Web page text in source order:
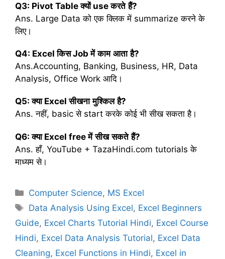
Q3: Pivot Tableक्योंuseकरते हैं?
Ans. Large Data को एक क्लिक में summarize करने के
लिए।
Q4: ExcelकिसJobमें काम आता है?
Ans.Accounting, Banking, Business, HR, Data
Analysis, Office Work आदि।
Q5:क्याExcelसीखना मुश्किल है?
Ans. नहीं, basic से start करके कोई भी सीख सकता है।
Q6:क्याExcel freeमें सीख सकते हैं?
Ans. हाँ, YouTube + TazaHindi.com tutorials के
माध्यम से।
C
a
e
g
o
Computer Science, MS Excel
T
a
s
Data Analysis Using Excel, Excel Beginners
Guide, Excel Charts Tutorial Hindi, Excel Course
Hindi, Excel Data Analysis Tutorial, Excel Data
Cleaning, Excel Functions in Hindi, Excel in